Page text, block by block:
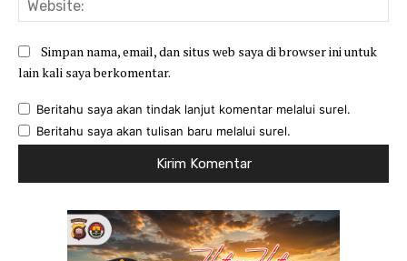
Simpan nama, email, dan situs web saya di browser ini untuk
lain kali saya berkomentar.
Beritahu saya akan tindak lanjut komentar melalui surel.
Beritahu saya akan tulisan baru melalui surel.